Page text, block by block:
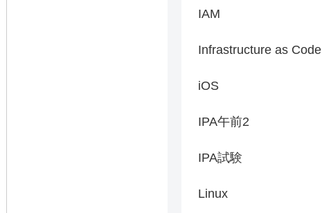
IAM
Infrastructure as Code
iOS
IPA午前2
IPA試験
Linux